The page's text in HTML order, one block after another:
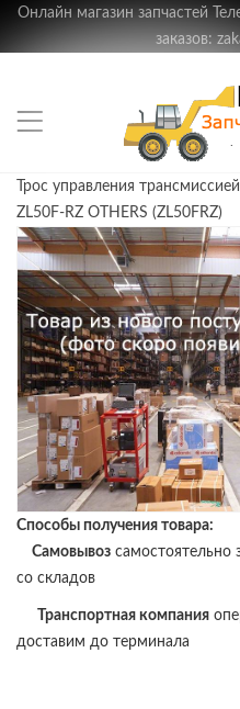
Онлайн магазин запчастей
заказов:
Трос управления
ZL50F-RZ OTHERS (ZL50FRZ)
Способы получения товара:
Самовывоз самостоятельно
со складов
Транспортная компания
доставим до терминала